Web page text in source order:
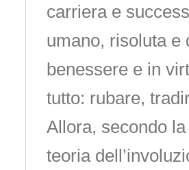
carriera e
umano, risoluta e
benessere e in
tutto: rubare,
Allora, secondo
teoria